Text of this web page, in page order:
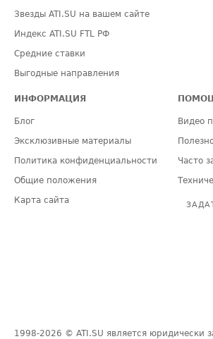
Звезды ATI.SU на вашем сайте
Индекс ATI.SU FTL РФ
Средние ставки
Выгодные направления
ИНФОРМАЦИЯ
Блог
Эксклюзивные материалы
Политика конфиденциальности
Общие положения
Карта сайта
Видео
Часто
1998-2026 © ATI.SU является юридически